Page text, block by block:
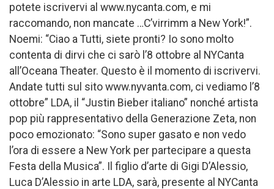
potete iscrivervi al www.nycanta.com, e mi
raccomando, non mancate …C’virrimm a New York!”.
Noemi: “Ciao a Tutti, siete pronti? Io sono molto
contenta di dirvi che ci sarò l’8 ottobre al NYCanta
all’Oceana Theater. Questo è il momento di iscrivervi.
Andate tutti sul sito www.nyvanta.com, ci vediamo l’8
ottobre” LDA, il “Justin Bieber italiano” nonché artista
pop più rappresentativo della Generazione Zeta, non
poco emozionato: “Sono super gasato e non vedo
l’ora di essere a New York per partecipare a questa
Festa della Musica”. Il figlio d’arte di Gigi D’Alessio,
Luca D’Alessio in arte LDA, sarà, presente al NYCanta